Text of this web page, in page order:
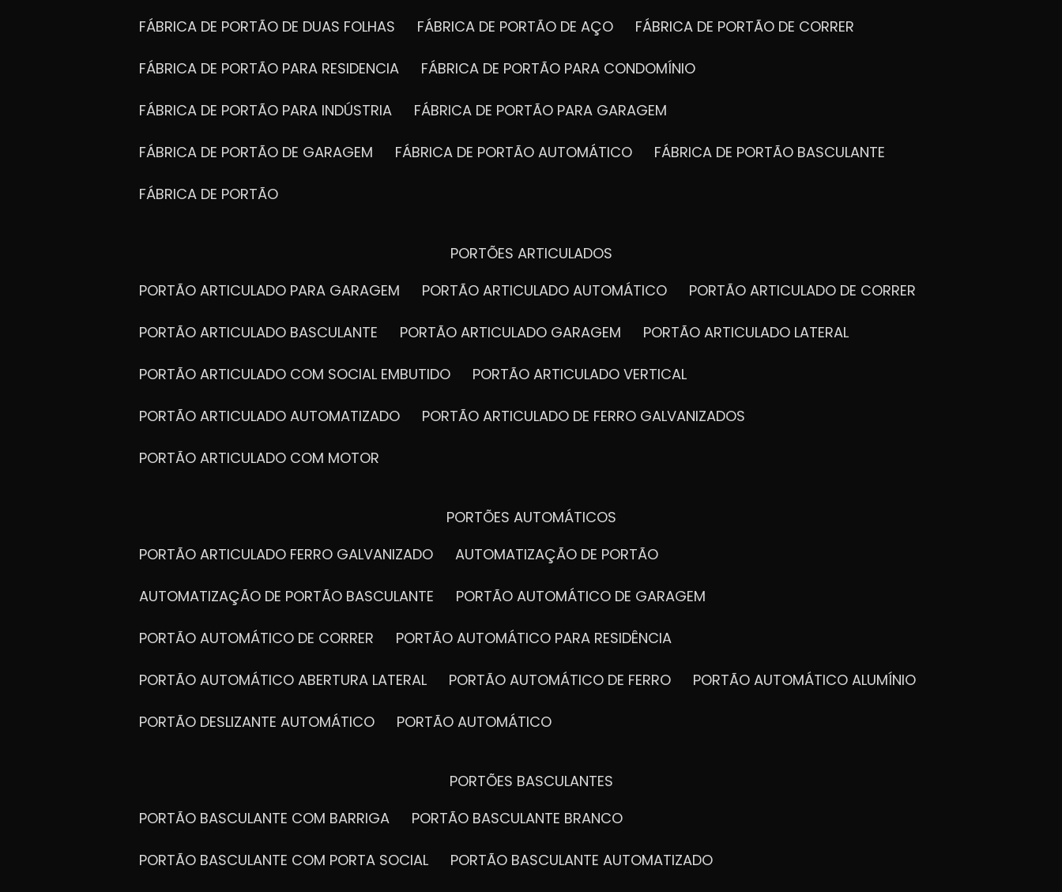
FÁBRICA DE PORTÃO DE DUAS FOLHAS
FÁBRICA DE PORTÃO DE AÇO FÁBRICA DE PORTÃO DE CORRER
FÁBRICA DE PORTÃO PARA RESIDENCIA FÁBRICA DE PORTÃO PARA CONDOMÍNIO
FÁBRICA DE PORTÃO PARA INDÚSTRIA FÁBRICA DE PORTÃO PARA GARAGEM
FÁBRICA DE PORTÃO DE GARAGEM FÁBRICA DE PORTÃO AUTOMÁTICO FÁBRICA DE PORTÃO BASCULANTE
FÁBRICA DE PORTÃO
PORTÕES ARTICULADOS
PORTÃO ARTICULADO PARA GARAGEM
PORTÃO ARTICULADO AUTOMÁTICO PORTÃO ARTICULADO DE CORRER
PORTÃO ARTICULADO BASCULANTE PORTÃO ARTICULADO GARAGEM PORTÃO ARTICULADO LATERAL
PORTÃO ARTICULADO COM SOCIAL EMBUTIDO PORTÃO ARTICULADO VERTICAL
PORTÃO ARTICULADO AUTOMATIZADO PORTÃO ARTICULADO DE FERRO GALVANIZADOS
PORTÃO ARTICULADO COM MOTOR
PORTÕES AUTOMÁTICOS
PORTÃO ARTICULADO FERRO GALVANIZADO
AUTOMATIZAÇÃO DE PORTÃO
AUTOMATIZAÇÃO DE PORTÃO BASCULANTE PORTÃO AUTOMÁTICO DE GARAGEM
PORTÃO AUTOMÁTICO DE CORRER PORTÃO AUTOMÁTICO PARA RESIDÊNCIA
PORTÃO AUTOMÁTICO ABERTURA LATERAL PORTÃO AUTOMÁTICO DE FERRO PORTÃO AUTOMÁTICO ALUMÍNIO
PORTÃO DESLIZANTE AUTOMÁTICO PORTÃO AUTOMÁTICO
PORTÕES BASCULANTES
PORTÃO BASCULANTE COM BARRIGA
PORTÃO BASCULANTE BRANCO
PORTÃO BASCULANTE COM PORTA SOCIAL PORTÃO BASCULANTE AUTOMATIZADO